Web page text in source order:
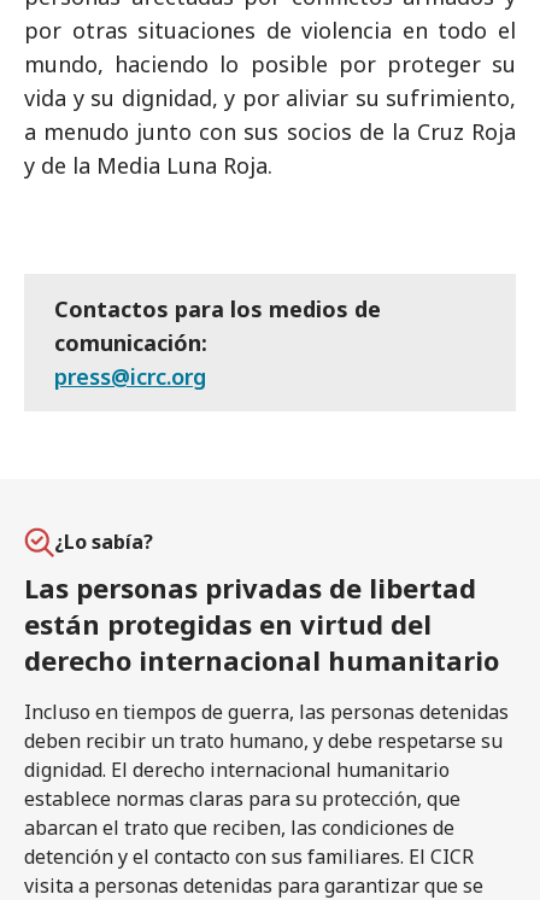
por otras situaciones de violencia en todo el
mundo, haciendo lo posible por proteger su
vida y su dignidad, y por aliviar su sufrimiento,
a menudo junto con sus socios de la Cruz Roja
y de la Media Luna Roja.
Contactos para los medios de
comunicación:
press@icrc.org
¿Lo sabía?
Las personas privadas de libertad
están protegidas en virtud del
derecho internacional humanitario
Incluso en tiempos de guerra, las personas detenidas
deben recibir un trato humano, y debe respetarse su
dignidad. El derecho internacional humanitario
establece normas claras para su protección, que
abarcan el trato que reciben, las condiciones de
detención y el contacto con sus familiares. El CICR
visita a personas detenidas para garantizar que se